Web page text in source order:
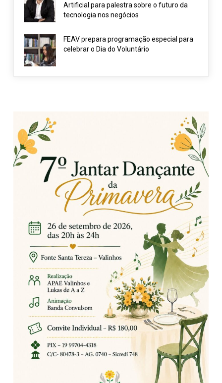
Artificial para palestra sobre o futuro da
tecnologia nos negócios
FEAV prepara programação especial para
celebrar o Dia do Voluntário